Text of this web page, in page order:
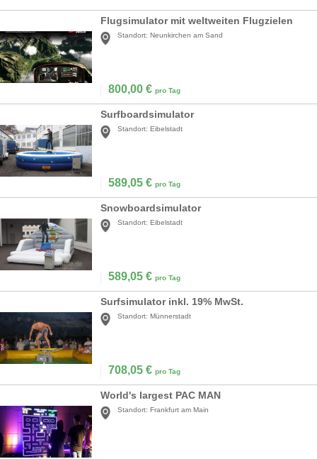
Flugsimulator mit weltweiten Flugzielen
Standort: Neunkirchen am Sand
800,00 € pro Tag
Surfboardsimulator
Standort: Eibelstadt
589,05 € pro Tag
Snowboardsimulator
Standort: Eibelstadt
589,05 € pro Tag
Surfsimulator inkl. 19% MwSt.
Standort: Münnerstadt
708,05 € pro Tag
World's largest PAC MAN
Standort: Frankfurt am Main